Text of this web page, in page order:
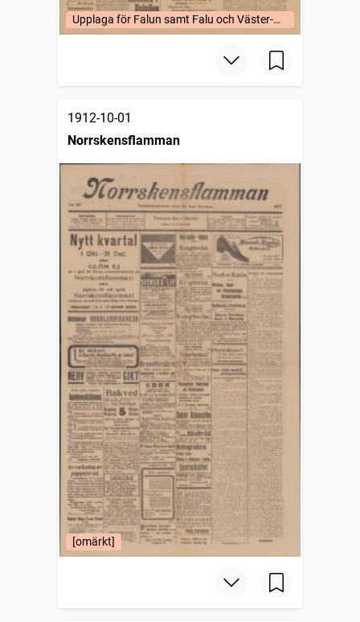
Upplaga för Falun samt Falu och Väster-
Bergslags fögderier (uppl. a).
1912-10-01
Norrskensflamman
[omärkt]